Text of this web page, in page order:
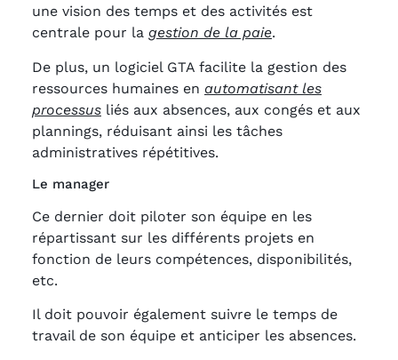
une vision des temps et des activités est
centrale pour la gestion de la paie.
De plus, un logiciel GTA facilite la gestion des
ressources humaines en automatisant les
processus liés aux absences, aux congés et aux
plannings, réduisant ainsi les tâches
administratives répétitives.
Le manager
Ce dernier doit piloter son équipe en les
répartissant sur les différents projets en
fonction de leurs compétences, disponibilités,
etc.
Il doit pouvoir également suivre le temps de
travail de son équipe et anticiper les absences.